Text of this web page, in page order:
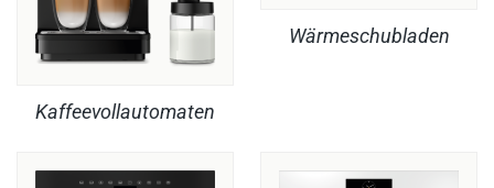
Kaffeevollautomaten
Wärmeschubladen